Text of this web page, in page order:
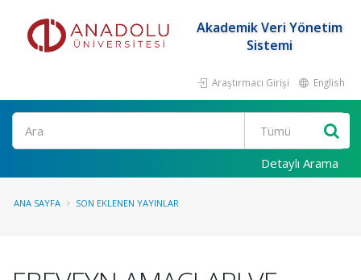
Akademik Veri Yönetim
Sistemi
Araştırmacı Girişi English
Ara
Detaylı Arama
ANA SAYFA SON EKLENEN YAYINLAR